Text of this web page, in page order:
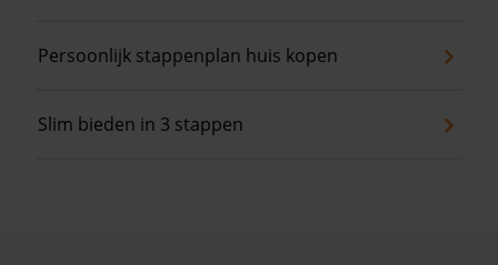
Persoonlijk stappenplan huis kopen
Slim bieden in 3 stappen